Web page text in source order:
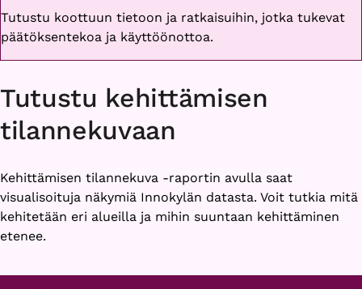
Tutustu koottuun tietoon ja ratkaisuihin, jotka tukevat
päätöksentekoa ja käyttöönottoa.
Tutustu kehittämisen
tilannekuvaan
Kehittämisen tilannekuva -raportin avulla saat
visualisoituja näkymiä Innokylän datasta. Voit tutkia mitä
kehitetään eri alueilla ja mihin suuntaan kehittäminen
etenee.